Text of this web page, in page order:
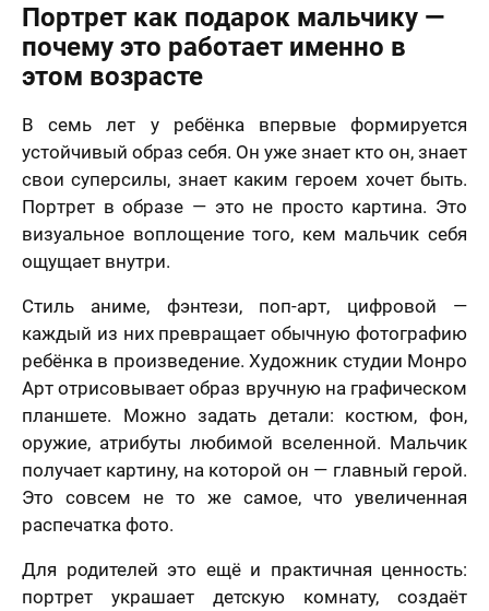
Портрет как подарок мальчику —
почему это работает именно в
этом возрасте
В семь лет у ребёнка впервые формируется
устойчивый образ себя. Он уже знает кто он, знает
свои суперсилы, знает каким героем хочет быть.
Портрет в образе — это не просто картина. Это
визуальное воплощение того, кем мальчик себя
ощущает внутри.
Стиль аниме, фэнтези, поп-арт, цифровой —
каждый из них превращает обычную фотографию
ребёнка в произведение. Художник студии Монро
Арт отрисовывает образ вручную на графическом
планшете. Можно задать детали: костюм, фон,
оружие, атрибуты любимой вселенной. Мальчик
получает картину, на которой он — главный герой.
Это совсем не то же самое, что увеличенная
распечатка фото.
Для родителей это ещё и практичная ценность:
портрет украшает детскую комнату, создаёт